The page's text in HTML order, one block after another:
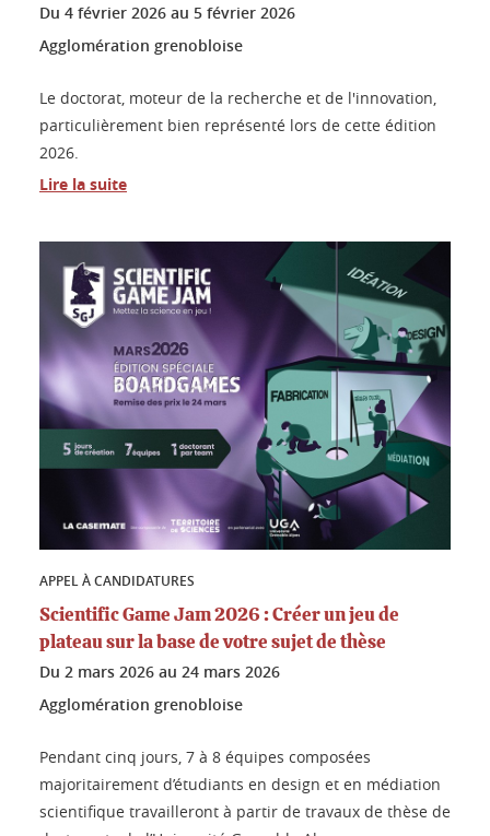
Du 4 février 2026 au 5 février 2026
Agglomération grenobloise
Le doctorat, moteur de la recherche et de l'innovation,
particulièrement bien représenté lors de cette édition
2026.
Lire la suite
APPEL À CANDIDATURES
Scientific Game Jam 2026 : Créer un jeu de
plateau sur la base de votre sujet de thèse
Du 2 mars 2026 au 24 mars 2026
Agglomération grenobloise
Pendant cinq jours, 7 à 8 équipes composées
majoritairement d’étudiants en design et en médiation
scientifique travailleront à partir de travaux de thèse de